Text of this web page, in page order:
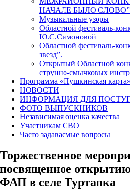
НАЧАЛЕ БЫЛО СЛОВО”
Музыкальные узоры
Областной фестиваль-
Ю.С.Симоновой
Областной фестиваль-
звезд”.
Открытый Областной
струнно-смычковых
Программа «Пушкинская карта»
НОВОСТИ
ИНФОРМАЦИЯ ДЛЯ
ФОТО ВЫПУСКНИКОВ
Независимая оценка качества
Участникам СВО
Часто задаваемые вопросы
Торжественное
посвященное открытию
ФАП в селе Туртапка